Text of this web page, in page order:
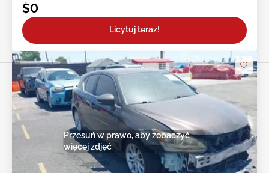
$0
Licytuj teraz!
Przesuń w prawo, aby zobaczyć
więcej zdjęć